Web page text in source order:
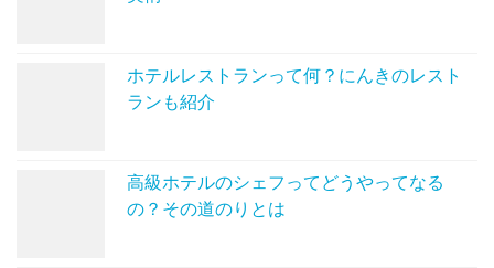
ホテルレストランって何？にんきのレスト
ランも紹介
高級ホテルのシェフってどうやってなる
の？その道のりとは